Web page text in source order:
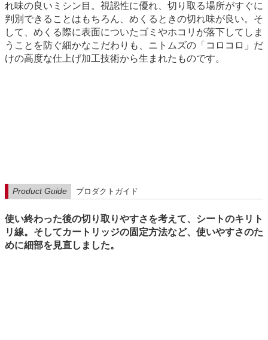
れ味の良いミシン目。視認性に優れ、切り取る場所がすぐに
判別できることはもちろん、めくるときの切れ味が良い。そ
して、めくる際に表面についたゴミやホコリが落下してしま
うことを防ぐ細かなこだわりも、ニトムズの「コロコロ」だ
けの高度な仕上げ加工技術から生まれたものです。
Product Guide プロダクトガイド
使い終わった後の切り取りやすさを考えて、シートのキリト
リ線。そしてカートリッジの固定方法など、使いやすさのた
めに細部を見直しました。